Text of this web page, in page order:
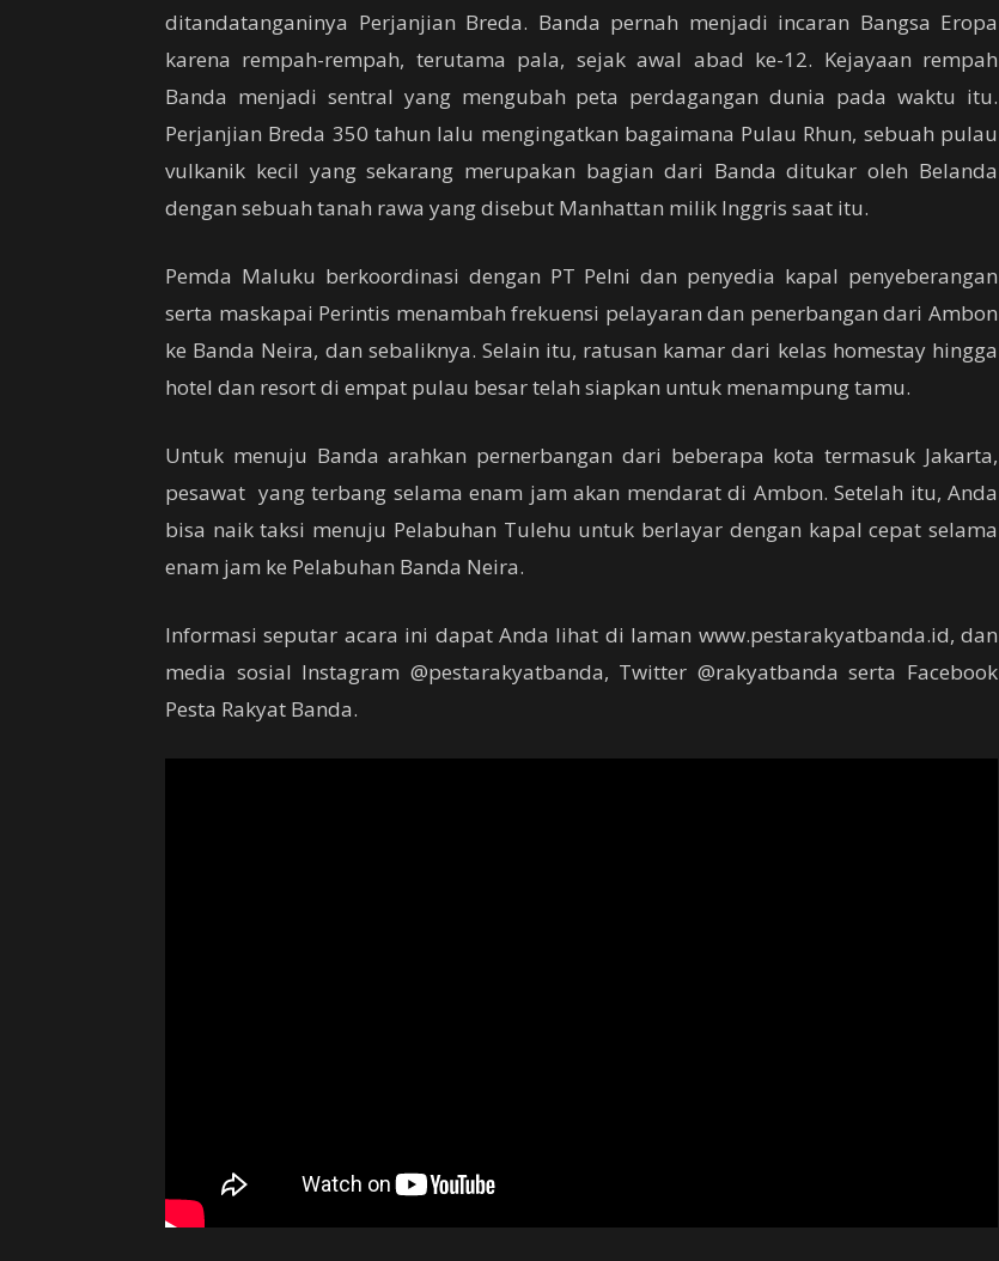
ditandatanganinya Perjanjian Breda. Banda pernah menjadi incaran Bangsa Eropa
karena rempah-rempah, terutama pala, sejak awal abad ke-12. Kejayaan rempah
Banda menjadi sentral yang mengubah peta perdagangan dunia pada waktu itu.
Perjanjian Breda 350 tahun lalu mengingatkan bagaimana Pulau Rhun, sebuah pulau
vulkanik kecil yang sekarang merupakan bagian dari Banda ditukar oleh Belanda
dengan sebuah tanah rawa yang disebut Manhattan milik Inggris saat itu.
Pemda Maluku berkoordinasi dengan PT Pelni dan penyedia kapal penyeberangan
serta maskapai Perintis menambah frekuensi pelayaran dan penerbangan dari Ambon
ke Banda Neira, dan sebaliknya. Selain itu, ratusan kamar dari kelas homestay hingga
hotel dan resort di empat pulau besar telah siapkan untuk menampung tamu.
Untuk menuju Banda arahkan pernerbangan dari beberapa kota termasuk Jakarta,
pesawat yang terbang selama enam jam akan mendarat di Ambon. Setelah itu, Anda
bisa naik taksi menuju Pelabuhan Tulehu untuk berlayar dengan kapal cepat selama
enam jam ke Pelabuhan Banda Neira.
Informasi seputar acara ini dapat Anda lihat di laman www.pestarakyatbanda.id, dan
media sosial Instagram @pestarakyatbanda, Twitter @rakyatbanda serta Facebook
Pesta Rakyat Banda.